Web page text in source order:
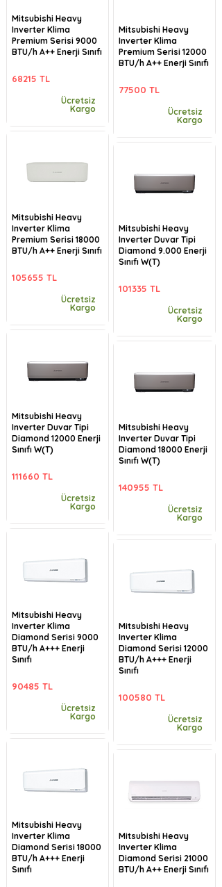
Mitsubishi Heavy
Inverter Klima
Premium Serisi 9000
BTU/h A++ Enerji Sınıfı
68215 TL
Ücretsiz
Kargo
Mitsubishi Heavy
Inverter Klima
Premium Serisi 18000
BTU/h A++ Enerji Sınıfı
105655 TL
Ücretsiz
Kargo
Mitsubishi Heavy
Inverter Duvar Tipi
Diamond 12000 Enerji
Sınıfı W(T)
111660 TL
Ücretsiz
Kargo
Mitsubishi Heavy
Inverter Klima
Diamond Serisi 9000
BTU/h A+++ Enerji
Sınıfı
90485 TL
Ücretsiz
Kargo
Mitsubishi Heavy
Inverter Klima
Diamond Serisi 18000
BTU/h A+++ Enerji
Sınıfı
Mitsubishi Heavy
Inverter Klima
Premium Serisi 12000
BTU/h A++ Enerji Sınıfı
77500 TL
Ücretsiz
Kargo
Mitsubishi Heavy
Inverter Duvar Tipi
Diamond 9.000 Enerji
Sınıfı W(T)
101335 TL
Ücretsiz
Kargo
Mitsubishi Heavy
Inverter Duvar Tipi
Diamond 18000 Enerji
Sınıfı W(T)
140955 TL
Ücretsiz
Kargo
Mitsubishi Heavy
Inverter Klima
Diamond Serisi 12000
BTU/h A+++ Enerji
Sınıfı
100580 TL
Ücretsiz
Kargo
Mitsubishi Heavy
Inverter Klima
Diamond Serisi 21000
BTU/h A++ Enerji Sınıfı